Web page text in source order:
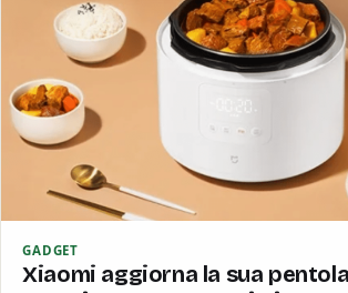
GADGET
Xiaomi aggiorna la sua